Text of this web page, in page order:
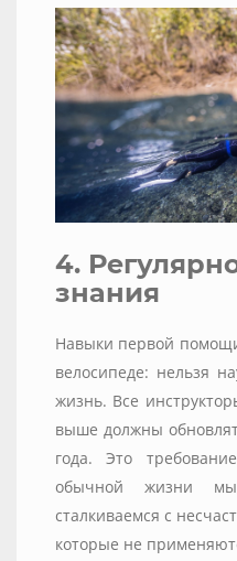
4.
знания
Навыки первой
велосипеде: нельзя
жизнь. Все
выше должны
года. Это
обычной жизни
сталкиваемся с
которые не